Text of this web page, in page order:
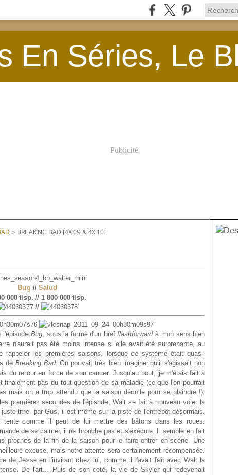
En Séries, Le
Publicité
> BREAKING BAD [4X 09 & 4X 10]
Bug // Salud
000 tlsp. // 1 800 000 tlsp.
//
Bug, sous la forme d'un brefflashforward à mon sens bien
n'aurait pas été moins intense si elle avait été surprenante, au
les premières saisons, lorsque ce système était quasi-
de Breaking Bad. On pouvait très bien imaginer qu'il s'agissait non
du retour en force de son cancer. Jusqu'au bout, je m'étais fait à
pas du tout question de sa maladie (ce que l'on pourrait
mais on a trop attendu que la saison décolle pour se plaindre !).
premières secondes de l'épisode, Walt se fait à nouveau voler la
titre- par Gus, il est même sur la piste de l'entrepôt désormais.
comme il peut de lui mettre des bâtons dans les roues.
de se calmer, il ne bronche pas et s'exécute. Il semble en fait
proches de la fin de la saison pour le faire entrer en scène. Une
excuse, mais notre attente sera certainement récompensée.
de Jesse en l'invitant chez lui, comme il l'avait fait avec Walt la
De l'art... Puis de son coté, la vie de Skyler qui redevenait